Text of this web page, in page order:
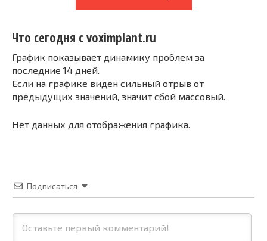
Что сегодня с voximplant.ru
График показывает динамику проблем за
последние 14 дней.
Если на графике виден сильный отрыв от
предыдущих значений, значит сбой массовый.
Нет данных для отображения графика.
Подписаться